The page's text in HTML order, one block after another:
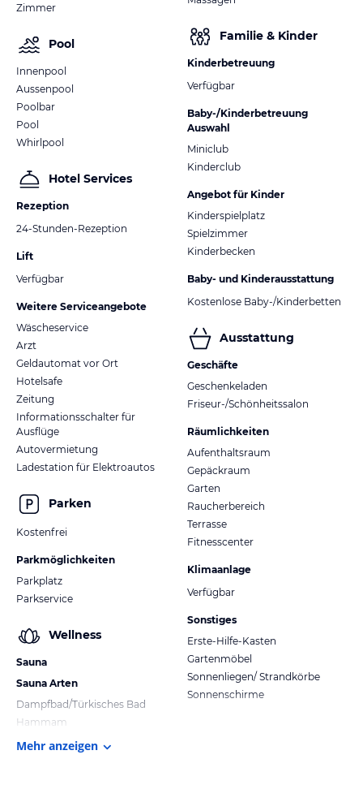
Zimmer
Pool
Innenpool
Aussenpool
Poolbar
Pool
Whirlpool
Hotel Services
Rezeption
24-Stunden-Rezeption
Lift
Verfügbar
Weitere Serviceangebote
Wäscheservice
Arzt
Geldautomat vor Ort
Hotelsafe
Zeitung
Informationsschalter für
Ausflüge
Autovermietung
Ladestation für Elektroautos
Parken
Kostenfrei
Parkmöglichkeiten
Parkplatz
Parkservice
Wellness
Sauna
Sauna Arten
Dampfbad/Türkisches Bad
Hammam
Familie & Kinder
Kinderbetreuung
Verfügbar
Baby-/Kinderbetreuung
Auswahl
Miniclub
Kinderclub
Angebot für Kinder
Kinderspielplatz
Spielzimmer
Kinderbecken
Baby- und Kinderausstattung
Kostenlose Baby-/Kinderbetten
Ausstattung
Geschäfte
Geschenkeladen
Friseur-/Schönheitssalon
Räumlichkeiten
Aufenthaltsraum
Gepäckraum
Garten
Raucherbereich
Terrasse
Fitnesscenter
Klimaanlage
Verfügbar
Sonstiges
Erste-Hilfe-Kasten
Gartenmöbel
Sonnenliegen/ Strandkörbe
Sonnenschirme
Mehr anzeigen